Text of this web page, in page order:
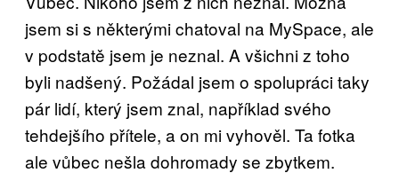
jsem si s některými chatoval na MySpace, ale
v podstatě jsem je neznal. A všichni z toho
byli nadšený. Požádal jsem o spolupráci taky
pár lidí, který jsem znal, například svého
tehdejšího přítele, a on mi vyhověl. Ta fotka
ale vůbec nešla dohromady se zbytkem.